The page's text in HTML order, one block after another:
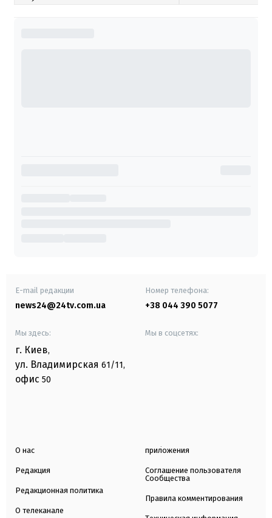
E-mail редакции
news24@24tv.com.ua
Номер телефона:
+38 044 390 5077
Мы здесь:
г. Киев,
ул. Владимирская 61/11,
офис 50
Мы в соцсетях:
О нас
Редакция
Редакционная политика
О телеканале
приложения
Соглашение пользователя
Сообщества
Правила комментирования